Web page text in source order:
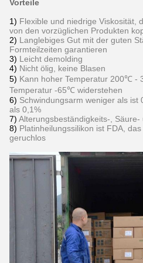
Vorteile
1) Flexible und niedrige Viskosität,
von den vorzüglichen Produkten
2) Langlebiges Gut mit der guten
Formteilzeiten garantieren
3) Leicht demolding
4) Nicht ölig, keine Blasen
5) Kann hoher Temperatur 200℃ -
Temperatur -65℃ widerstehen
6) Schwindungsarm weniger als ist
als 0,1%
7) Alterungsbeständigkeits-, Säure-
8) Platinheilungssilikon ist FDA,
geruchlos